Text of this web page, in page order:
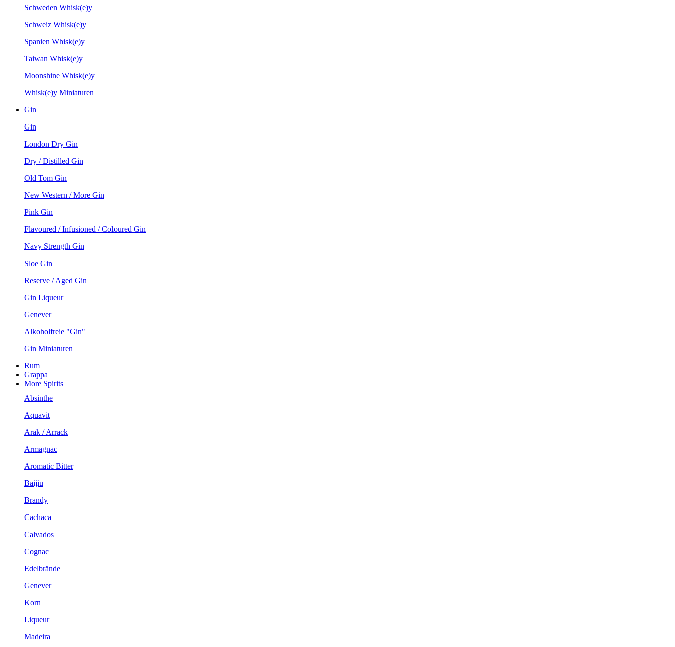
Schweden Whisk(e)y
Schweiz Whisk(e)y
Spanien Whisk(e)y
Taiwan Whisk(e)y
Moonshine Whisk(e)y
Whisk(e)y Miniaturen
Gin
Gin
London Dry Gin
Dry / Distilled Gin
Old Tom Gin
New Western / More Gin
Pink Gin
Flavoured / Infusioned / Coloured Gin
Navy Strength Gin
Sloe Gin
Reserve / Aged Gin
Gin Liqueur
Genever
Alkoholfreie "Gin"
Gin Miniaturen
Rum
Grappa
More Spirits
Absinthe
Aquavit
Arak / Arrack
Armagnac
Aromatic Bitter
Baijiu
Brandy
Cachaca
Calvados
Cognac
Edelbrände
Genever
Korn
Liqueur
Madeira